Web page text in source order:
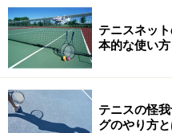
テニスネッ
本的な使い方
テニスの怪
グのやり方と